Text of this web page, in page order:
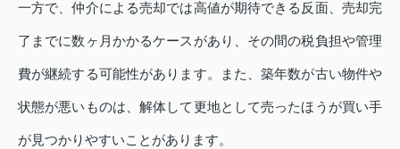
一方で、仲介による売却では高値が期待できる反面、売却完
了までに数ヶ月かかるケースがあり、その間の税負担や管理
費が継続する可能性があります。また、築年数が古い物件や
状態が悪いものは、解体して更地として売ったほうが買い手
が見つかりやすいことがあります。